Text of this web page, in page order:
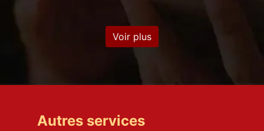
Voir plus
Autres services